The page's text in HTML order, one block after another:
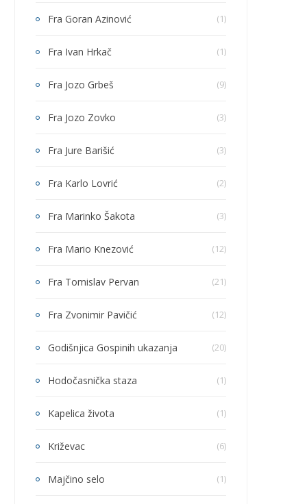
Fra Goran Azinović (1)
Fra Ivan Hrkač (1)
Fra Jozo Grbeš (9)
Fra Jozo Zovko (3)
Fra Jure Barišić (3)
Fra Karlo Lovrić (2)
Fra Marinko Šakota (3)
Fra Mario Knezović (12)
Fra Tomislav Pervan (21)
Fra Zvonimir Pavičić (12)
Godišnjica Gospinih ukazanja (20)
Hodočasnička staza (1)
Kapelica života (1)
Križevac (6)
Majčino selo (1)